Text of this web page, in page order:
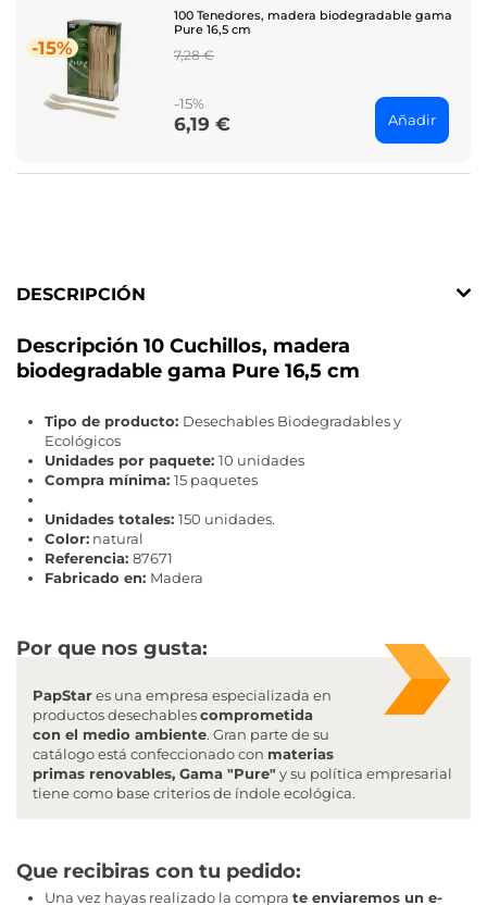
-15%
100 Tenedores, madera biodegradable gama
Pure 16,5 cm
Regular
7,28 €
-15%
Price
6,19 € Añadir
DESCRIPCIÓN
Descripción 10 Cuchillos, madera
biodegradable gama Pure 16,5 cm
Tipo de producto: Desechables Biodegradables y
Ecológicos
Unidades por paquete: 10 unidades
Compra mínima: 15 paquetes
Unidades totales: 150 unidades.
Color: natural
Referencia: 87671
Fabricado en: Madera
Por que nos gusta:
PapStares una empresa especializada en
productos desechablescomprometida
con el medio ambiente. Gran parte de su
catálogo está confeccionado con materias
primas renovables, Gama "Pure" y su política empresarial
tiene como base criterios de índole ecológica.
Que recibiras con tu pedido:
Una vez hayas realizado la compra te enviaremos un e-